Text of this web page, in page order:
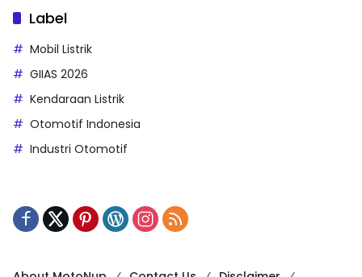
Label
Mobil Listrik
GIIAS 2026
Kendaraan Listrik
Otomotif Indonesia
Industri Otomotif